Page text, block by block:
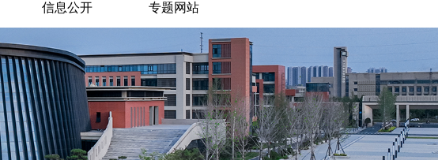
信息公开 专题网站